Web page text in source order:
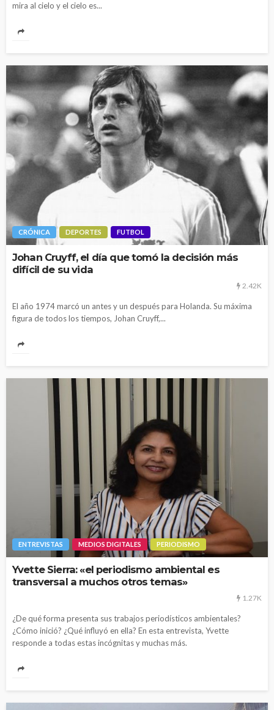
mira al cielo y el cielo es...
CRÓNICA DEPORTES FUTBOL
Johan Cruyff, el día que tomó la decisión más
difícil de su vida
2.42K
El año 1974 marcó un antes y un después para Holanda. Su máxima
figura de todos los tiempos, Johan Cruyff,...
ENTREVISTAS MEDIOS DIGITALES PERIODISMO
Yvette Sierra: «el periodismo ambiental es
transversal a muchos otros temas»
1.27K
¿De qué forma presenta sus trabajos periodísticos ambientales?
¿Cómo inició? ¿Qué influyó en ella? En esta entrevista, Yvette
responde a todas estas incógnitas y muchas más.